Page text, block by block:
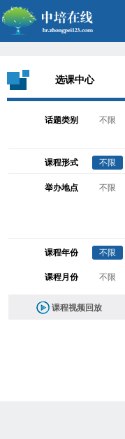
选课中心
话题类别 不限
课程形式 不限
举办地点 不限
课程年份 不限
课程月份 不限
课程视频回放